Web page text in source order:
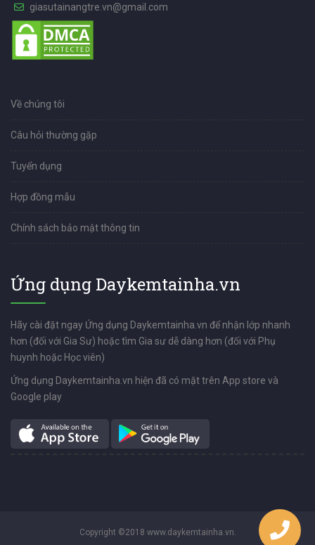
giasutainangtre.vn@gmail.com
Về chúng tôi
Câu hỏi thường gặp
Tuyển dụng
Hợp đồng mẫu
Chính sách bảo mật thông tin
Ứng dụng Daykemtainha.vn
Hãy cài đặt ngay Ứng dụng Daykemtainha.vn để nhận lớp nhanh
hơn (đối với Gia Sư) hoặc tìm Gia sư dễ dàng hơn (đối với Phụ
huynh hoặc Học viên)
Ứng dụng Daykemtainha.vn hiện đã có mặt trên App store và
Google play
Copyright ©2018 www.daykemtainha.vn.